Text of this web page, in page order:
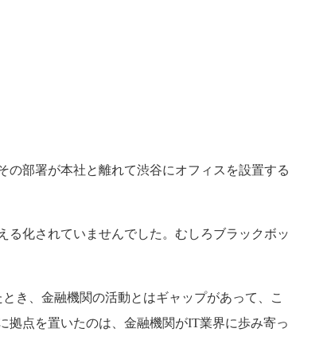
の部署が本社と離れて渋谷にオフィスを設置する
化されていませんでした。むしろブラックボッ
き、金融機関の活動とはギャップがあって、こ
拠点を置いたのは、金融機関がIT業界に歩み寄っ